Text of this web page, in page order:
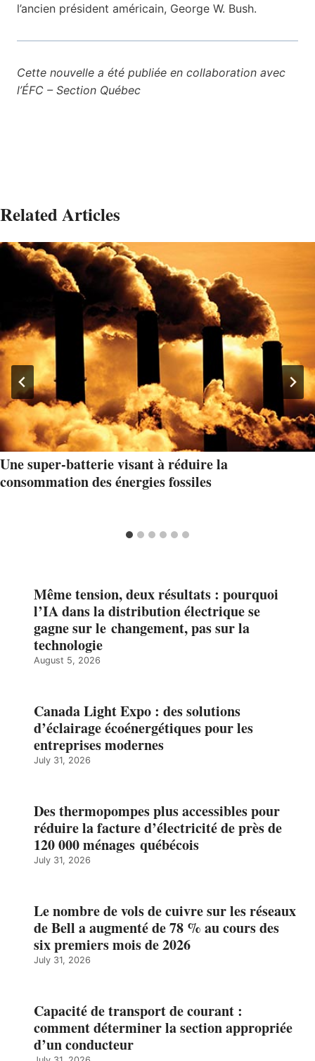
l’ancien président américain, George W. Bush.
Cette nouvelle a été publiée en collaboration avec
l’ÉFC – Section Québec
Related Articles
Une super-batterie visant à réduire la
consommation des énergies fossiles
Même tension, deux résultats : pourquoi
l’IA dans la distribution électrique se
gagne sur le changement, pas sur la
technologie
August 5, 2026
Canada Light Expo : des solutions
d’éclairage écoénergétiques pour les
entreprises modernes
July 31, 2026
Des thermopompes plus accessibles pour
réduire la facture d’électricité de près de
120 000 ménages québécois
July 31, 2026
Le nombre de vols de cuivre sur les réseaux
de Bell a augmenté de 78 % au cours des
six premiers mois de 2026
July 31, 2026
Capacité de transport de courant :
comment déterminer la section appropriée
d’un conducteur